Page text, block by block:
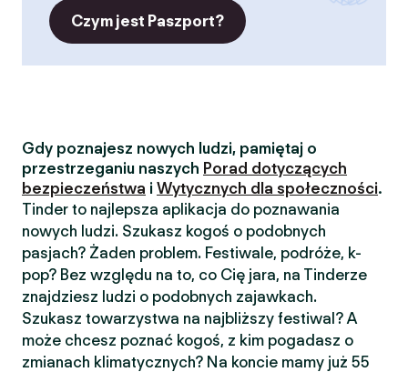
Czym jest Paszport?
Gdy poznajesz nowych ludzi, pamiętaj o
przestrzeganiu naszych Porad dotyczących
bezpieczeństwa i Wytycznych dla społeczności.
Tinder to najlepsza aplikacja do poznawania
nowych ludzi. Szukasz kogoś o podobnych
pasjach? Żaden problem. Festiwale, podróże, k-
pop? Bez względu na to, co Cię jara, na Tinderze
znajdziesz ludzi o podobnych zajawkach.
Szukasz towarzystwa na najbliższy festiwal? A
może chcesz poznać kogoś, z kim pogadasz o
zmianach klimatycznych? Na koncie mamy już 55